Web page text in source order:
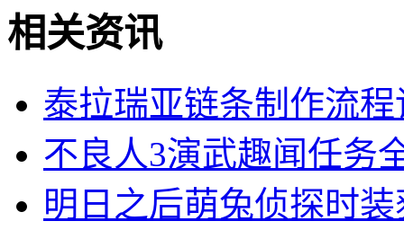
相关资讯
泰拉瑞亚链条制作流程
不良人3演武趣闻任务
明日之后萌兔侦探时